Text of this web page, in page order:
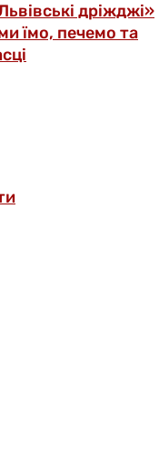
дріжджі»
їмо, печемо та